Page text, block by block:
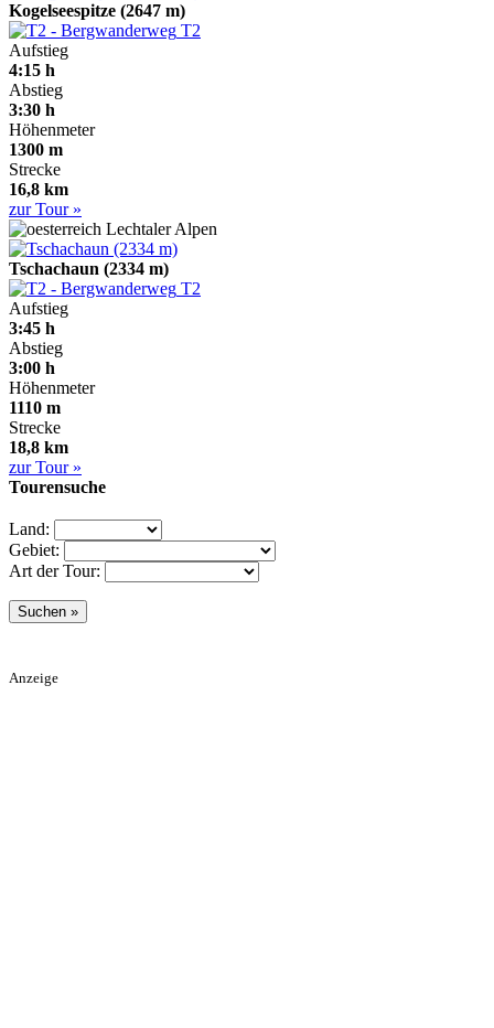
Kogelseespitze (2647 m)
T2
Aufstieg
4:15 h
Abstieg
3:30 h
Höhenmeter
1300 m
Strecke
16,8 km
zur Tour »
Lechtaler Alpen
Tschachaun (2334 m)
T2
Aufstieg
3:45 h
Abstieg
3:00 h
Höhenmeter
1110 m
Strecke
18,8 km
zur Tour »
Tourensuche
Land:
Gebiet:
Art der Tour:
Anzeige